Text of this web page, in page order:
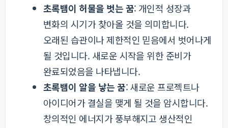
초록뱀이 허물을 벗는 꿈: 개인적 성장과
변화의 시기가 찾아올 것을 의미합니다.
오래된 습관이나 제한적인 믿음에서 벗어나게
될 것입니다. 새로운 시작을 위한 준비가
완료되었음을 나타냅니다.
초록뱀이 알을 낳는 꿈: 새로운 프로젝트나
아이디어가 결실을 맺게 될 것을 암시합니다.
창의적인 에너지가 풍부해지고 생산적인